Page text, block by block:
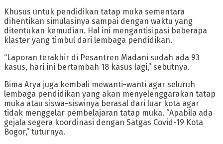
Khusus untuk pendidikan tatap muka sementara
dihentikan simulasinya sampai dengan waktu yang
ditentukan kemudian. Hal ini mengantisipasi beberapa
klaster yang timbul dari lembaga pendidikan.
“Laporan terakhir di Pesantren Madani sudah ada 93
kasus, hari ini bertambah 18 kasus lagi,” sebutnya.
Bima Arya juga kembali mewanti-wanti agar seluruh
lembaga pendidikan yang akan menyelenggarakan tatap
muka atau siswa-siswinya berasal dari luar kota agar
tidak menggelar pembelajaran tatap muka. “Apabila ada
gejala segera koordinasi dengan Satgas Covid-19 Kota
Bogor,” tuturnya.